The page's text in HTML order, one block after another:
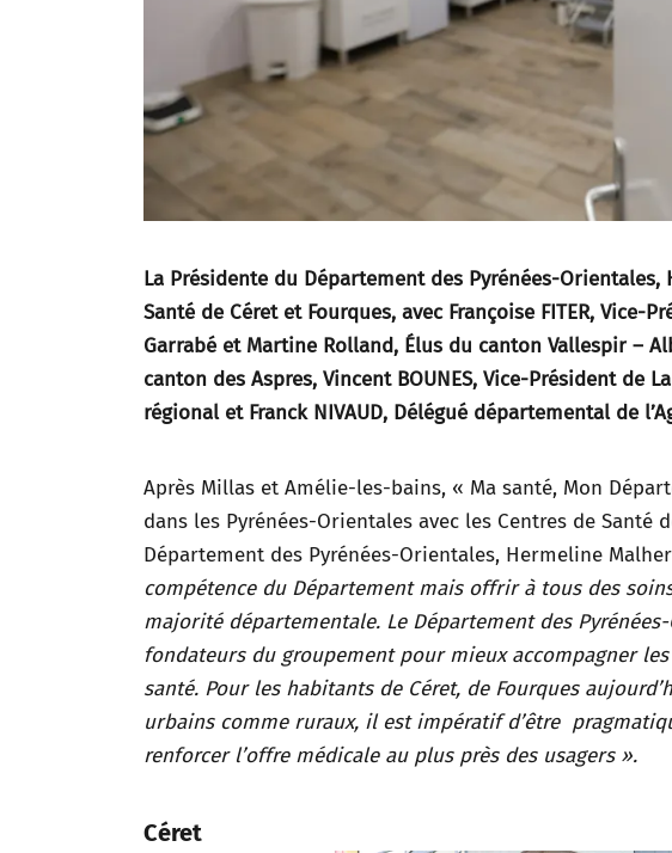
La Présidente du Département des Pyrénées-Orientales,
Santé de Céret et Fourques, avec Françoise FITER, Vice-
Garrabé et Martine Rolland, Élus du canton Vallespir –
canton des Aspres, Vincent BOUNES, Vice-Président de
régional et Franck NIVAUD, Délégué départemental de
Après Millas et Amélie-les-bains, « Ma santé, Mon
dans les Pyrénées-Orientales avec les Centres de Santé
Département des Pyrénées-Orientales, Hermeline
compétence du Département mais offrir à tous des
majorité départementale. Le Département des
fondateurs du groupement pour mieux accompagner
santé. Pour les habitants de Céret, de Fourques
urbains comme ruraux, il est impératif d’être
renforcer l’offre médicale au plus près des usagers ».
Céret